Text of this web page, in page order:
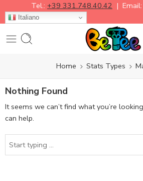
Tel.: +39 331.748.40.42 | Email:
Italiano
Home Stats Types
Nothing Found
It seems we can’t find what you’re
can help.